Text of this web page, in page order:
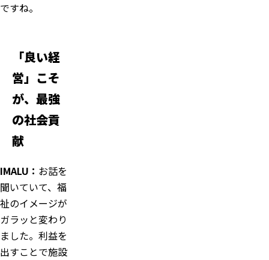
ですね。
「良い経
営」こそ
が、最強
の社会貢
献
IMALU： お話を
聞いていて、福
祉のイメージが
ガラッと変わり
ました。利益を
出すことで施設